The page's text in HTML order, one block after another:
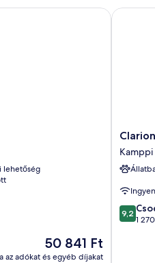
lehetőség
Az
ár
50 841 Ft
az adókat és egyéb díjakat
Clarion
Hotel
Mestari
Kamppi
Kamppi
9.2
9,2
1
Clarion